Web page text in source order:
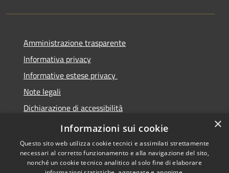
Amministrazione trasparente
Informativa privacy
Informative estese privacy
Note legali
Dichiarazione di accessibilità
Obbiettivi di Accessibilità
×
Informazioni sui cookie
Questo sito web utilizza cookie tecnici e assimilati strettamente
necessari al corretto funzionamento e alla navigazione del sito,
nonché un cookie tecnico analitico al solo fine di elaborare